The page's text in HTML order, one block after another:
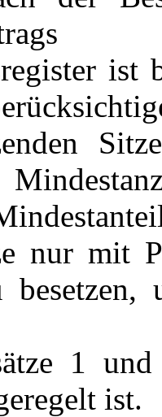
ist
nur mit
1
ist.